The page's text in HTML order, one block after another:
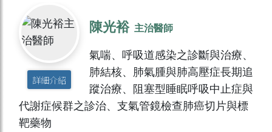
詳細介紹
陳光裕 主治醫師
氣喘、呼吸道感染之診斷與治療、
肺結核、肺氣腫與肺高壓症長期追
蹤治療、阻塞型睡眠呼吸中止症與
代謝症候群之診治、支氣管鏡檢查肺癌切片與標
靶藥物